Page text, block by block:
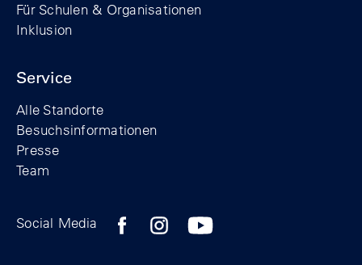
Für Schulen & Organisationen
Inklusion
Service
Alle Standorte
Besuchsinformationen
Presse
Team
Social Media Zum Facebook-Profil der Stiftung
Zum Instagram-Profil der Stiftung
Zum YouTube-Kanal der